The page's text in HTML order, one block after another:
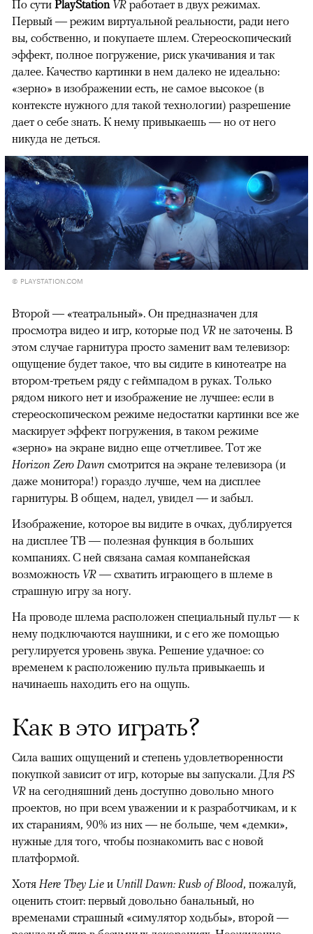
По сути PlayStation VR работает в двух режимах.
Первый — режим виртуальной реальности, ради него
вы, собственно, и покупаете шлем. Стереоскопический
эффект, полное погружение, риск укачивания и так
далее. Качество картинки в нем далеко не идеально:
«зерно» в изображении есть, не самое высокое (в
контексте нужного для такой технологии) разрешение
дает о себе знать. К нему привыкаешь — но от него
никуда не деться.
© PLAYSTATION.COM
Второй — «театральный». Он предназначен для
просмотра видео и игр, которые под VR не заточены. В
этом случае гарнитура просто заменит вам телевизор:
ощущение будет такое, что вы сидите в кинотеатре на
втором-третьем ряду с геймпадом в руках. Только
рядом никого нет и изображение не лучшее: если в
стереоскопическом режиме недостатки картинки все же
маскирует эффект погружения, в таком режиме
«зерно» на экране видно еще отчетливее. Тот же
Horizon Zero Dawn смотрится на экране телевизора (и
даже монитора!) гораздо лучше, чем на дисплее
гарнитуры. В общем, надел, увидел — и забыл.
Изображение, которое вы видите в очках, дублируется
на дисплее ТВ — полезная функция в больших
компаниях. С ней связана самая компанейская
возможность VR — схватить играющего в шлеме в
страшную игру за ногу.
На проводе шлема расположен специальный пульт — к
нему подключаются наушники, и с его же помощью
регулируется уровень звука. Решение удачное: со
временем к расположению пульта привыкаешь и
начинаешь находить его на ощупь.
Как в это играть?
Сила ваших ощущений и степень удовлетворенности
покупкой зависит от игр, которые вы запускали. Для PS
VR на сегодняшний день доступно довольно много
проектов, но при всем уважении и к разработчикам, и к
их стараниям, 90% из них — не больше, чем «демки»,
нужные для того, чтобы познакомить вас с новой
платформой.
Хотя Here They Lie и Untill Dawn: Rush of Blood, пожалуй,
оценить стоит: первый довольно банальный, но
временами страшный «симулятор ходьбы», второй —